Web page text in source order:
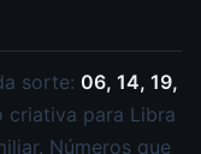
sorte: 06, 14, 19,
criativa para Libra
Números que